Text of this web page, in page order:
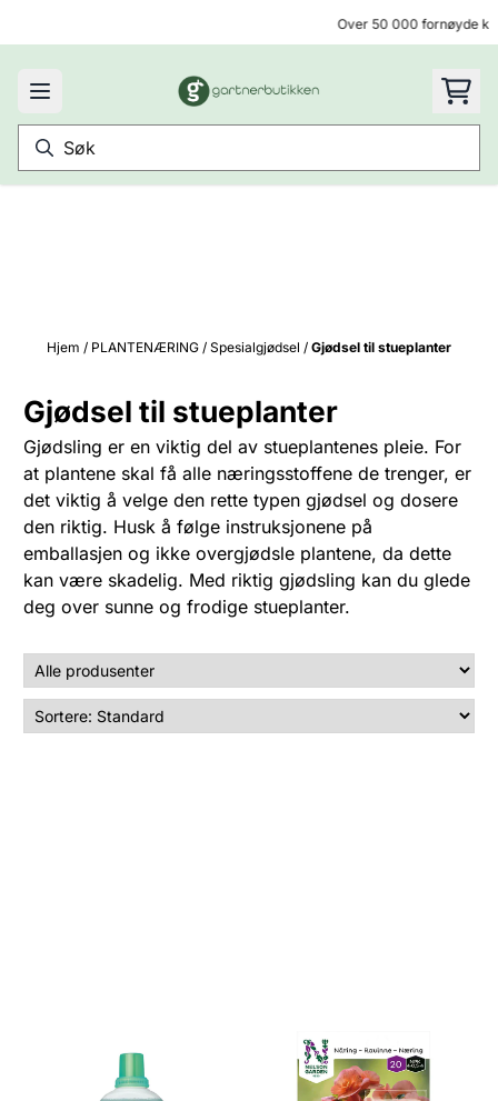
Over 50 000 fornøyde
Hjem / PLANTENÆRING / Spesialgjødsel / Gjødsel til stueplanter
Gjødsel til stueplanter
Gjødsling er en viktig del av stueplantenes pleie. For
at plantene skal få alle næringsstoffene de trenger, er
det viktig å velge den rette typen gjødsel og dosere
den riktig. Husk å følge instruksjonene på
emballasjen og ikke overgjødsle plantene, da dette
kan være skadelig. Med riktig gjødsling kan du glede
deg over sunne og frodige stueplanter.